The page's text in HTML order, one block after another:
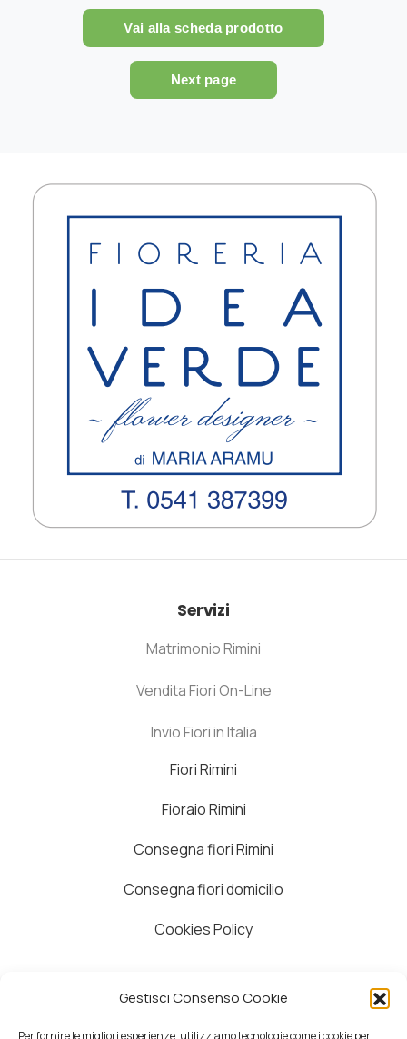
Gestisci Consenso Cookie
Per fornire le migliori esperienze, utilizziamo tecnologie come i cookie per
Servizi
Matrimonio Rimini
Vendita Fiori On-Line
Invio Fiori in Italia
Fiori Rimini
Fioraio Rimini
Consegna fiori Rimini
Consegna fiori domicilio
Cookies Policy